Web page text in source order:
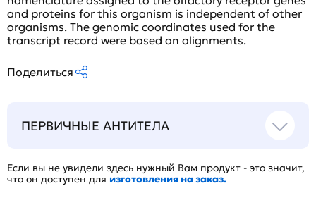
and proteins for this organism is independent of other
organisms. The genomic coordinates used for the
transcript record were based on alignments.
Поделиться
ПЕРВИЧНЫЕ АНТИТЕЛА
Если вы не увидели здесь нужный Вам продукт - это значит,
что он доступен для изготовления на заказ.